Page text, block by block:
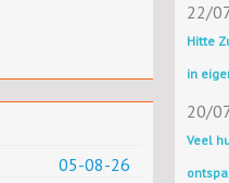
05-08-26
22/
Hitte
in
20/
Veel